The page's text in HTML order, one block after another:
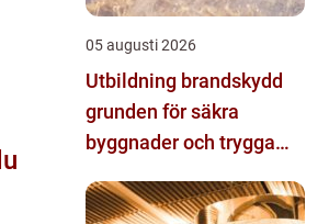
05 augusti 2026
Utbildning brandskydd
grunden för säkra
byggnader och trygga